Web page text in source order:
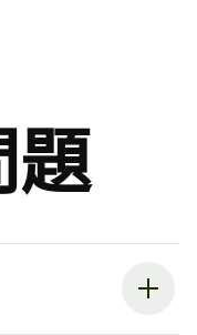
題